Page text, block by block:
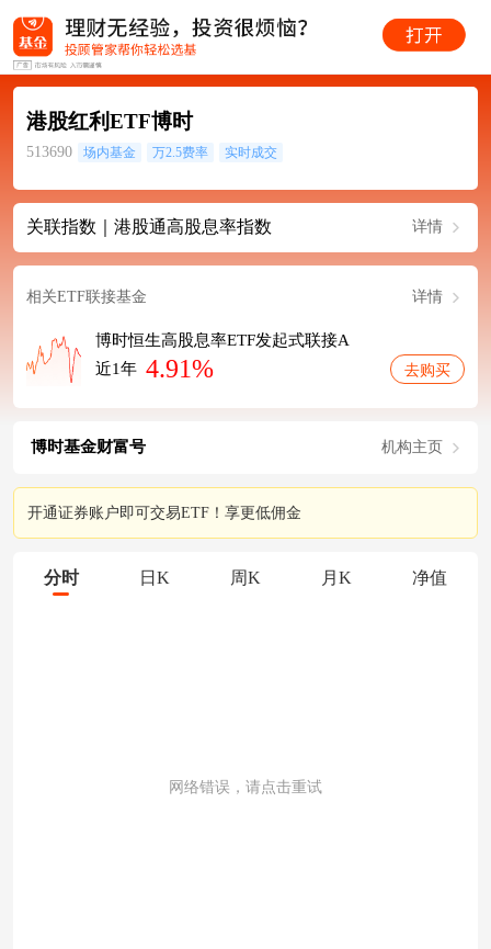
港股红利ETF博时
513690 场内基金 万2.5费率 实时成交
关联指数｜港股通高股息率指数 详情
相关ETF联接基金 详情
博时恒生高股息率ETF发起式联接A
近1年 4.91% 去购买
博时基金财富号 机构主页
开通证券账户即可交易ETF！享更低佣金
分时 日K 周K 月K 净值
网络错误，请点击重试